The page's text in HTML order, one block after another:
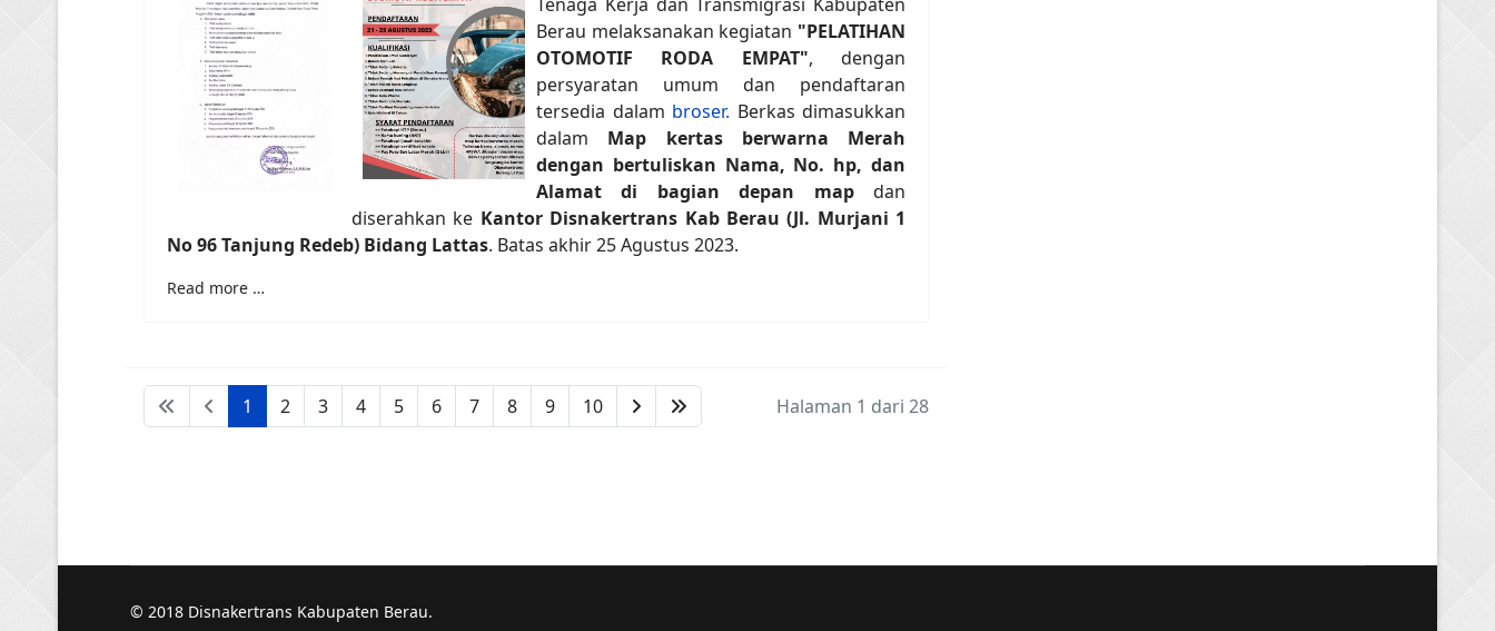
Berau melaksanakan kegiatan "PELATIHAN
OTOMOTIF RODA EMPAT", dengan
persyaratan umum dan pendaftaran
tersedia dalam broser. Berkas dimasukkan
dalam Map kertas berwarna Merah
dengan bertuliskan Nama, No. hp, dan
Alamat di bagian depan mapdan
diserahkan ke Kantor Disnakertrans Kab Berau (Jl. Murjani 1
No 96 Tanjung Redeb) Bidang Lattas. Batas akhir 25 Agustus 2023.
Read more …
1 2 3 4 5 6 7 8 9 10 Halaman 1 dari 28
© 2018 Disnakertrans Kabupaten Berau.